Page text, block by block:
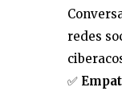
redes
✅